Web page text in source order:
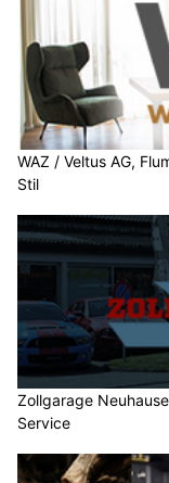
WAZ / Veltus AG,
Stil
Zollgarage
Service